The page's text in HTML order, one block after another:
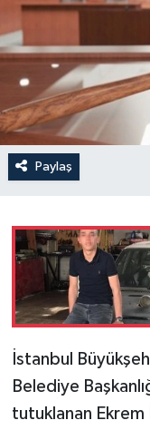
Paylaş
İstanbul
Belediye
tutuklanan Ekrem